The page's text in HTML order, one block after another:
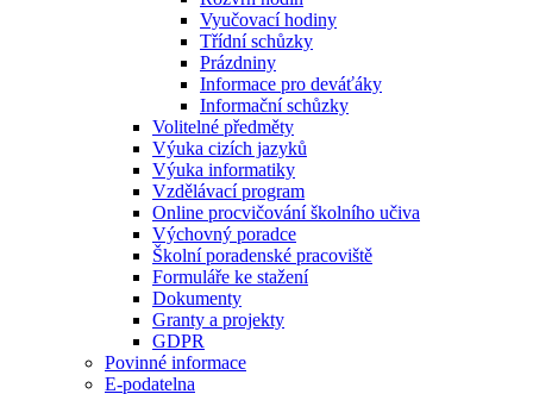
Vyučovací hodiny
Třídní schůzky
Prázdniny
Informace pro deváťáky
Informační schůzky
Volitelné předměty
Výuka cizích jazyků
Výuka informatiky
Vzdělávací program
Online procvičování školního učiva
Výchovný poradce
Školní poradenské pracoviště
Formuláře ke stažení
Dokumenty
Granty a projekty
GDPR
Povinné informace
E-podatelna